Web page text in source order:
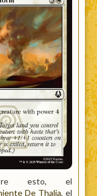
esto, el
De Thalia, el